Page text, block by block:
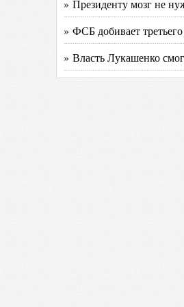
» Президенту мозг не
» ФСБ добивает
» Власть Лукашенко